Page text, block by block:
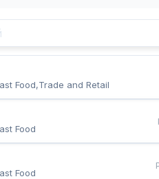
Food,Trade and Retail
Food
Food